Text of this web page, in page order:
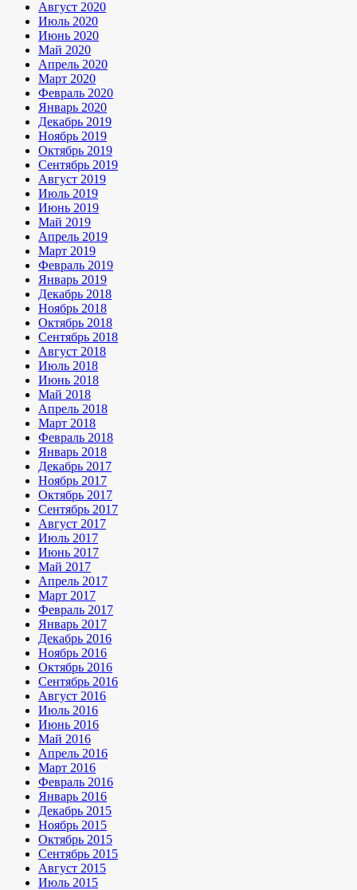
Август 2020
Июль 2020
Июнь 2020
Май 2020
Апрель 2020
Март 2020
Февраль 2020
Январь 2020
Декабрь 2019
Ноябрь 2019
Октябрь 2019
Сентябрь 2019
Август 2019
Июль 2019
Июнь 2019
Май 2019
Апрель 2019
Март 2019
Февраль 2019
Январь 2019
Декабрь 2018
Ноябрь 2018
Октябрь 2018
Сентябрь 2018
Август 2018
Июль 2018
Июнь 2018
Май 2018
Апрель 2018
Март 2018
Февраль 2018
Январь 2018
Декабрь 2017
Ноябрь 2017
Октябрь 2017
Сентябрь 2017
Август 2017
Июль 2017
Июнь 2017
Май 2017
Апрель 2017
Март 2017
Февраль 2017
Январь 2017
Декабрь 2016
Ноябрь 2016
Октябрь 2016
Сентябрь 2016
Август 2016
Июль 2016
Июнь 2016
Май 2016
Апрель 2016
Март 2016
Февраль 2016
Январь 2016
Декабрь 2015
Ноябрь 2015
Октябрь 2015
Сентябрь 2015
Август 2015
Июль 2015